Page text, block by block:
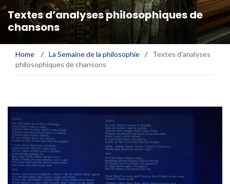
Textes d’analyses philosophiques de
chansons
Home / La Semaine de la philosophie /
Textes d'analyses
philosophiques de chansons